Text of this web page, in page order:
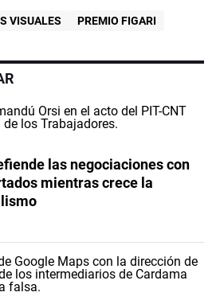
VISUALES PREMIO FIGARI
las negociaciones con
mientras crece la